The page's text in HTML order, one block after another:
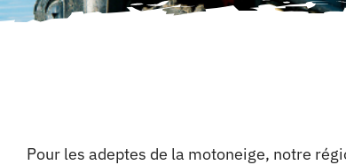
Pour les adeptes de la motoneige, notre